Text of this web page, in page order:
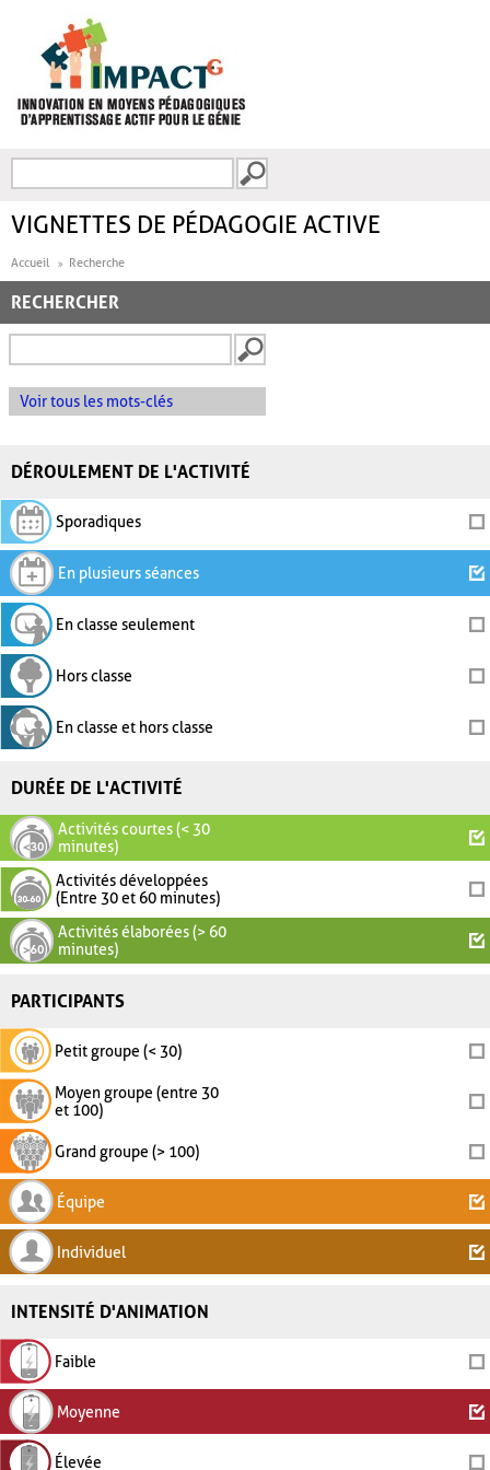
FORMULAIRE DE
VIGNETTES DE PÉDAGOGIE ACTIVE
Accueil Recherche
RECHERCHER
Voir tous les mots-clés
DÉROULEMENT DE L'ACTIVITÉ
Sporadiques
En plusieurs séances
En classe seulement
Hors classe
En classe et hors classe
DURÉE DE L'ACTIVITÉ
Activités courtes (< 30
minutes)
Activités développées
(Entre 30 et 60 minutes)
Activités élaborées (> 60
minutes)
PARTICIPANTS
Petit groupe (< 30)
Moyen groupe (entre 30
et 100)
Grand groupe (> 100)
Équipe
Individuel
INTENSITÉ D'ANIMATION
Faible
Moyenne
Élevée